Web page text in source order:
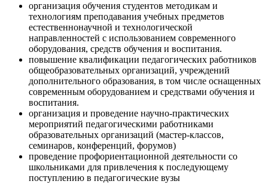
организация обучения студентов методикам и
технологиям преподавания учебных предметов
естественнонаучной и технологической
направленностей с использованием современного
оборудования, средств обучения и воспитания.
повышение квалификации педагогических работников
общеобразовательных организаций, учреждений
дополнительного образования, в том числе оснащенных
современным оборудованием и средствами обучения и
воспитания.
организация и проведение научно-практических
мероприятий педагогическими работниками
образовательных организаций (мастер-классов,
семинаров, конференций, форумов)
проведение профориентационной деятельности со
школьниками для привлечения к последующему
поступлению в педагогические вузы